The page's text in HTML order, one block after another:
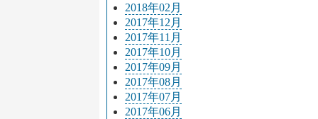
2018年02月
2017年12月
2017年11月
2017年10月
2017年09月
2017年08月
2017年07月
2017年06月